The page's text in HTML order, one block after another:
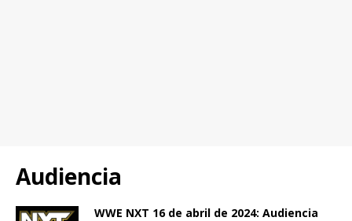
Audiencia
WWE NXT 16 de abril de 2024: Audiencia